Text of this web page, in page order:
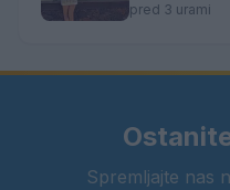
pred 3 urami
Spremljajte nas